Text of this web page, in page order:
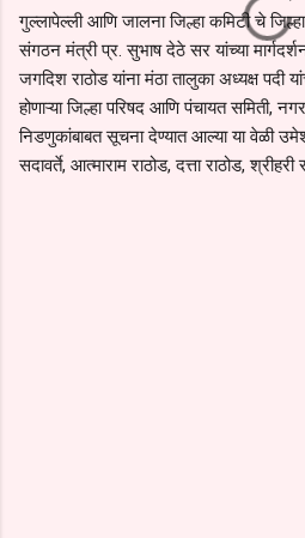
गुल्लापेल्ली आणि जालना जिल्हा कमिटी चे
संगठन मंत्री प्र. सुभाष देठे सर यांच्या
जगदिश राठोड यांना मंठा तालुका अध्यक्ष पदी
होणाऱ्या जिल्हा परिषद आणि पंचायत समिती,
निडणुकांबाबत सूचना देण्यात आल्या या वेळी
सदावर्ते, आत्माराम राठोड, दत्ता राठोड, श्रीहरी